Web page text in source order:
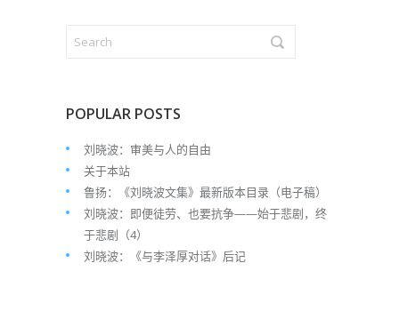
POPULAR POSTS
刘晓波：审美与人的自由
关于本站
鲁扬：《刘晓波文集》最新版本目录（电子稿）
刘晓波：即便徒劳、也要抗争——始于悲剧，终
于悲剧（4）
刘晓波：《与李泽厚对话》后记